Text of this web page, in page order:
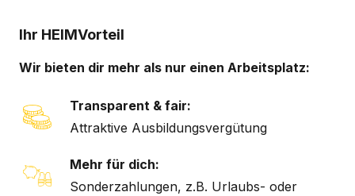
Ihr HEIMVorteil
Wir bieten dir mehr als nur einen Arbeitsplatz:
Transparent & fair:
Attraktive Ausbildungsvergütung
Mehr für dich:
Sonderzahlungen, z.B. Urlaubs- oder